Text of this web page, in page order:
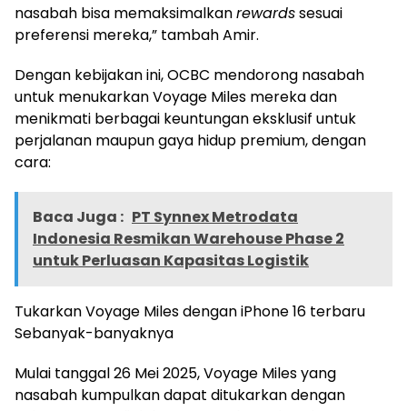
nasabah bisa memaksimalkanrewardssesuai
preferensi mereka,” tambah Amir.
Dengan kebijakan ini, OCBC mendorong nasabah
untuk menukarkan Voyage Miles mereka dan
menikmati berbagai keuntungan eksklusif untuk
perjalanan maupun gaya hidup premium, dengan
cara:
Baca Juga : PT Synnex Metrodata
Indonesia Resmikan Warehouse Phase 2
untuk Perluasan Kapasitas Logistik
Tukarkan Voyage Miles dengan iPhone 16 terbaru
Sebanyak-banyaknya
Mulai tanggal 26 Mei 2025, Voyage Miles yang
nasabah kumpulkan dapat ditukarkan dengan